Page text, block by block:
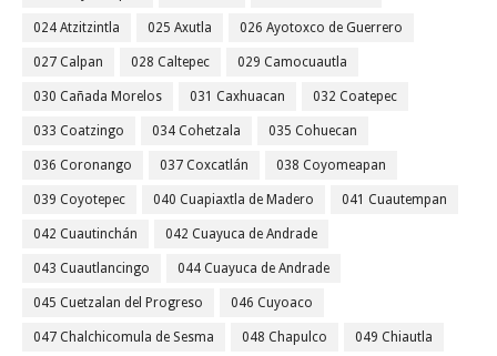
024 Atzitzintla 025 Axutla 026 Ayotoxco de Guerrero
027 Calpan 028 Caltepec 029 Camocuautla
030 Cañada Morelos 031 Caxhuacan 032 Coatepec
033 Coatzingo 034 Cohetzala 035 Cohuecan
036 Coronango 037 Coxcatlán 038 Coyomeapan
039 Coyotepec 040 Cuapiaxtla de Madero 041 Cuautempan
042 Cuautinchán 042 Cuayuca de Andrade
043 Cuautlancingo 044 Cuayuca de Andrade
045 Cuetzalan del Progreso 046 Cuyoaco
047 Chalchicomula de Sesma 048 Chapulco 049 Chiautla